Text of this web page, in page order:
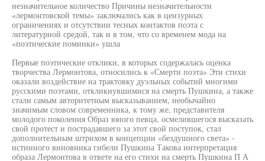
незначительное количество Причины незначительности
«лермонтовской темы» заключались как в цензурных
ограничениях и отсутствии тесных контактов поэта с
литературной средой, так и в том, что со временем мода на
«поэтические поминки» ушла
Первые поэтические отклики, в которых содержалась оценка
творчества Лермонтова, относились к «Смерти поэта» Эти стихи
оказали воздействие на трактовку дуэльных событий многими
русскими поэтами, откликнувшимися на смерть Пушкина, а также
стали самым авторитетным высказыванием, необычайно
значимым словом современника, к тому же, представителя
молодого поколения Образ юного певца, осмелившегося высказать
свой протест и пострадавшего за этот свой поступок, стал
дополнительным штрихом в концепции «бездушного света» -
истинного виновника гибели Пушкина Такова интерпретация
образа Лермонтова в ответе на его стихи на смерть Пушкина П А